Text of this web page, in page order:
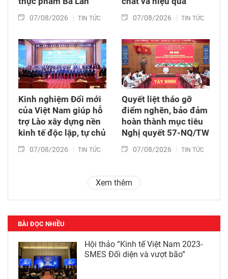
07/08/2026 TIN TỨC 07/08/2026 TIN TỨC
Kinh nghiệm Đổi mới
của Việt Nam giúp hỗ
trợ Lào xây dựng nền
kinh tế độc lập, tự chủ
07/08/2026 TIN TỨC
Quyết liệt tháo gỡ
điểm nghẽn, bảo đảm
hoàn thành mục tiêu
Nghị quyết 57-NQ/TW
07/08/2026 TIN TỨC
Xem thêm
BÀI ĐỌC NHIỀU
Hội thảo “Kinh tế Việt Nam 2023-
SMES Đối diện và vượt bão”